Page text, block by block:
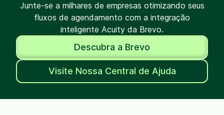
Junte-se a milhares de empresas otimizando seus
fluxos de agendamento com a integração
inteligente Acuity da Brevo.
Descubra a Brevo
Visite Nossa Central de Ajuda